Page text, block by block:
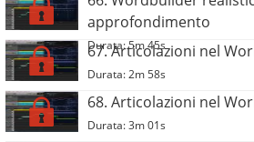
approfondimento
Durata: 5m 45s
67. Articolazioni nel
Durata: 2m 58s
68. Articolazioni nel
Durata: 3m 01s